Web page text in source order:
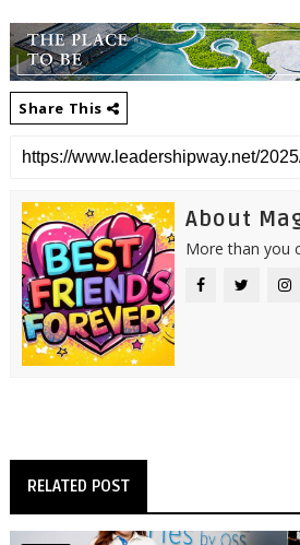
Share This
About
More than you
RELATED POST